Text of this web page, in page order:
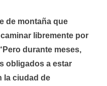
de montaña que
libremente por
durante meses,
obligados a estar
la ciudad de